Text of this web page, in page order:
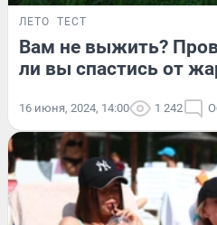
ЛЕТО ТЕСТ
Вам не выжить?
ли вы спастись от
16 июня, 2024, 14:00 1 242